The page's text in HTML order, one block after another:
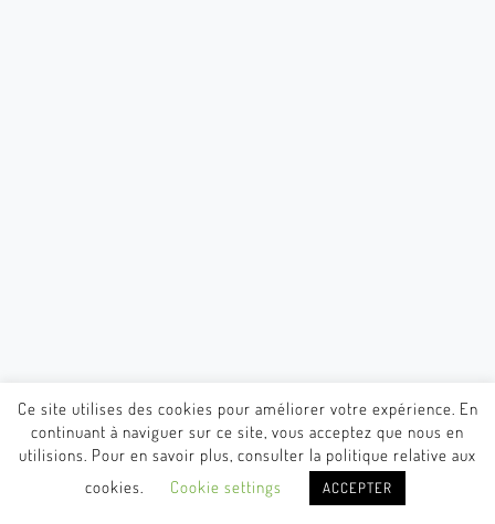
Ce site utilises des cookies pour améliorer votre expérience. En
continuant à naviguer sur ce site, vous acceptez que nous en
utilisions. Pour en savoir plus, consulter la politique relative aux
cookies.
Cookie settings ACCEPTER